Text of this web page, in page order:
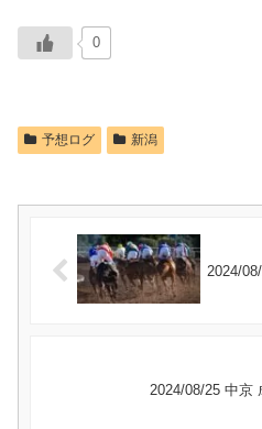
0
予想ログ 新潟
2024/
2024/08/25 中京